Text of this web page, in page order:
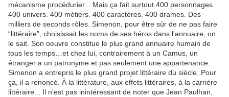
mécanisme procédurier... Mais ça fait surtout 400 personnages.
400 univers. 400 métiers. 400 caractères. 400 drames. Des
milliers de seconds rôles. Simenon, pour être sûr de ne pas faire
“littéraire”, choisissait les noms de ses héros dans l'annuaire, on
le sait. Son oeuvre constitue le plus grand annuaire humain de
tous les temps…et chez lui, contrairement à un Camus, un
étranger a un patronyme et pas seulement une appartenance.
Simenon a entrepris le plus grand projet littéraire du siècle. Pour
ça, il a renoncé. À la littérature, aux effets littéraires, à la carrière
littéraire... Il n'est pas inintéressant de noter que Jean Paulhan,